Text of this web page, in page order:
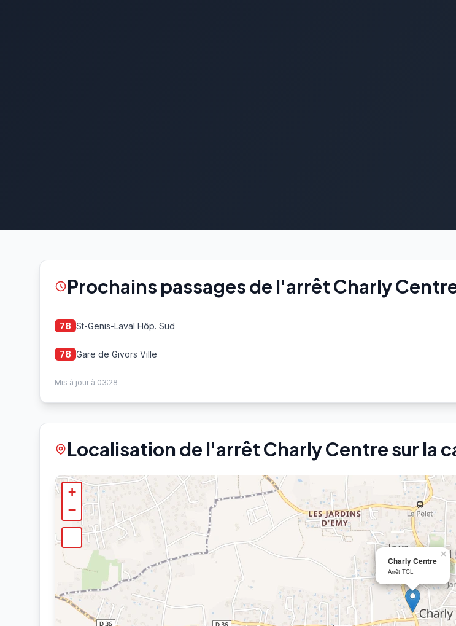
Prochains passages de l'arrêt Charly
78 St-Genis-Laval Hôp. Sud
78 Gare de Givors Ville
Mis à jour à 03:28
Localisation de l'arrêt Charly Centre sur la
Charly Centre
Arrêt TCL
×
+
−